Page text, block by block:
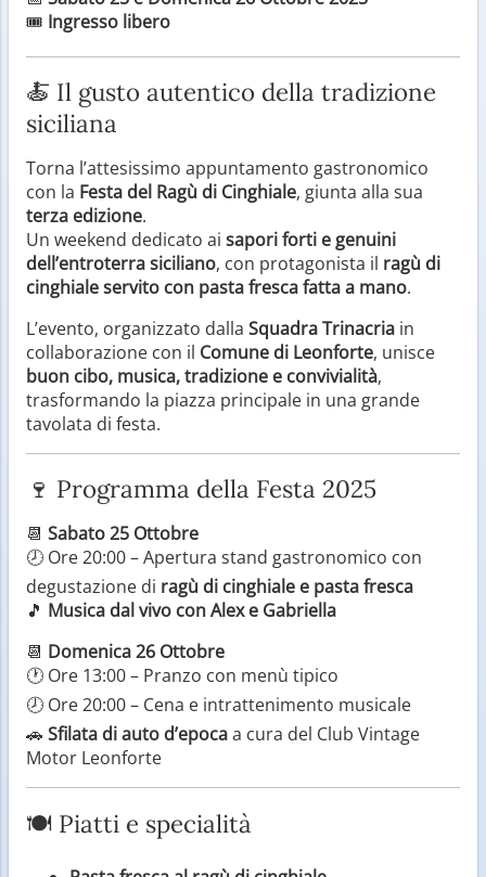
🎟️ Ingresso libero
🍝 Il gusto autentico della tradizione
siciliana
Torna l’attesissimo appuntamento gastronomico
con la Festa del Ragù di Cinghiale, giunta alla sua
terza edizione.
Un weekend dedicato ai sapori forti e genuini
dell’entroterra siciliano, con protagonista il ragù di
cinghiale servito con pasta fresca fatta a mano.
L’evento, organizzato dalla Squadra Trinacria in
collaborazione con il Comune di Leonforte, unisce
buon cibo, musica, tradizione e convivialità,
trasformando la piazza principale in una grande
tavolata di festa.
🍷 Programma della Festa 2025
📆 Sabato 25 Ottobre
🕗 Ore 20:00 – Apertura stand gastronomico con
degustazione di ragù di cinghiale e pasta fresca
🎵 Musica dal vivo con Alex e Gabriella
📆 Domenica 26 Ottobre
🕐 Ore 13:00 – Pranzo con menù tipico
🕗 Ore 20:00 – Cena e intrattenimento musicale
🚗 Sfilata di auto d’epocaa cura del Club Vintage
Motor Leonforte
🍽️ Piatti e specialità